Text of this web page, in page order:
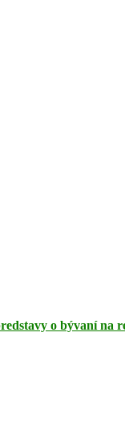
o bývaní na